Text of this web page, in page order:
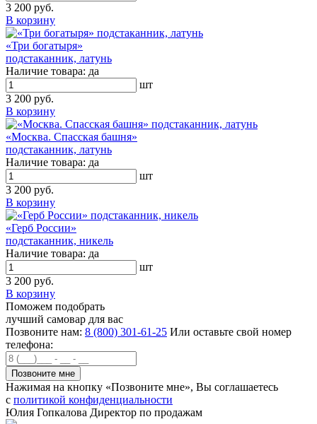
3 200 руб.
В корзину
«Три богатыря»
подстаканник, латунь
Наличие товара: да
шт
3 200 руб.
В корзину
«Москва. Спасская башня»
подстаканник, латунь
Наличие товара: да
шт
3 200 руб.
В корзину
«Герб России»
подстаканник, никель
Наличие товара: да
шт
3 200 руб.
В корзину
Поможем подобрать
лучший самовар для вас
Позвоните нам: 8 (800) 301-61-25 Или оставьте свой номер
телефона:
Нажимая на кнопку «Позвоните мне», Вы соглашаетесь
с политикой конфиденциальности
Юлия Гопкалова Директор по продажам